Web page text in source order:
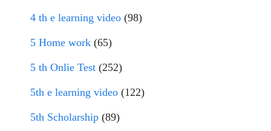
4 th e learning video (98)
5 Home work (65)
5 th Onlie Test (252)
5th e learning video (122)
5th Scholarship (89)